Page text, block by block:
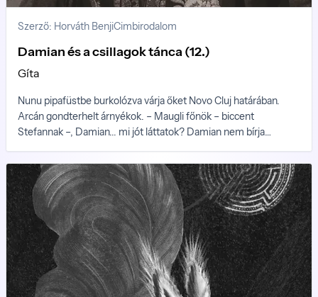
Szerző: Horváth BenjiCimbirodalom
Damian és a csillagok tánca (12.)
Gíta
Nunu pipafüstbe burkolózva várja őket Novo Cluj határában.
Arcán gondterhelt árnyékok. – Maugli főnök – biccent
Stefannak –, Damian... mi jót láttatok? Damian nem bírja
a völgyben Aru Aru!